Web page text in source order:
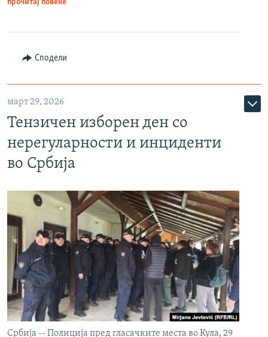
прочитај повеќе
Сподели
март 29, 2026
Тензичен изборен ден со
нерегуларности и инциденти
во Србија
Србија -- Полиција пред гласачките места во Кула, 29